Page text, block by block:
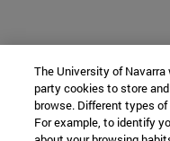
The University of
party cookies to store
browse. Different types
For example, to identify